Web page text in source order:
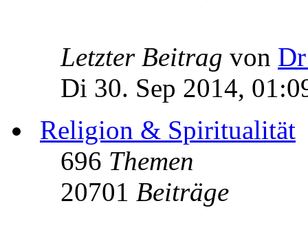
Letzter Beitrag von
Di 30. Sep 2014,
Religion & Spiritualität
696 Themen
20701 Beiträge